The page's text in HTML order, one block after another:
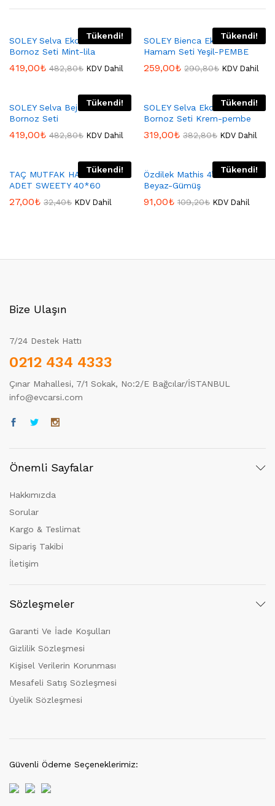
Tükendi!
SOLEY Selva Ekonomik Aile
Bornoz Seti Mint-lila
419,00₺ 482,80₺ KDV Dahil
Tükendi!
SOLEY Bienca Ekonomik
Hamam Seti Yeşil-PEMBE
259,00₺ 290,80₺ KDV Dahil
Tükendi!
SOLEY Selva Bej Pembe Aile
Bornoz Seti
419,00₺ 482,80₺ KDV Dahil
Tükendi!
SOLEY Selva Ekonomik Aile
Bornoz Seti Krem-pembe
319,00₺ 382,80₺ KDV Dahil
Tükendi!
TAÇ MUTFAK HAVLU SETİ 2
ADET SWEETY 40*60
27,00₺ 32,40₺ KDV Dahil
Tükendi!
Özdilek Mathis 4’Lü Havlu
Beyaz-Gümüş
91,00₺ 109,20₺ KDV Dahil
Bize Ulaşın
7/24 Destek Hattı
0212 434 4333
Çınar Mahallesi, 7/1 Sokak, No:2/E Bağcılar/İSTANBUL
info@evcarsi.com
Önemli Sayfalar
Hakkımızda
Sorular
Kargo & Teslimat
Sipariş Takibi
İletişim
Sözleşmeler
Garanti Ve İade Koşulları
Gizlilik Sözleşmesi
Kişisel Verilerin Korunması
Mesafeli Satış Sözleşmesi
Üyelik Sözleşmesi
Güvenli Ödeme Seçeneklerimiz: